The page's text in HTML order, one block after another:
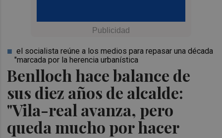
Benlloch hace balance de
sus diez años de alcalde:
"Vila-real avanza, pero
queda mucho por hacer
el socialista reúne a los medios para repasar una década
"marcada por la herencia urbanística